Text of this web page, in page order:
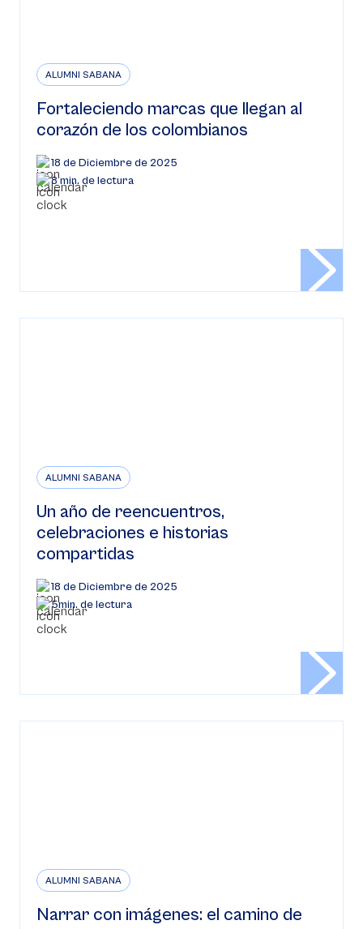
ALUMNI SABANA
Fortaleciendo marcas que llegan al
corazón de los colombianos
18 de Diciembre de 2025
8 min. de lectura
ALUMNI SABANA
Un año de reencuentros,
celebraciones e historias
compartidas
18 de Diciembre de 2025
5min. de lectura
ALUMNI SABANA
Narrar con imágenes: el camino de